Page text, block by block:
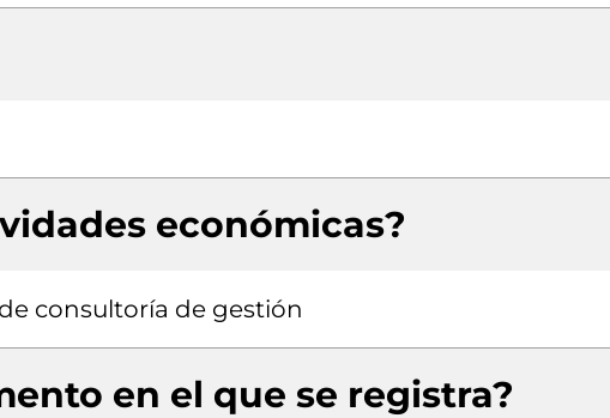
económicas?
consultoría de gestión
en el que se registra?